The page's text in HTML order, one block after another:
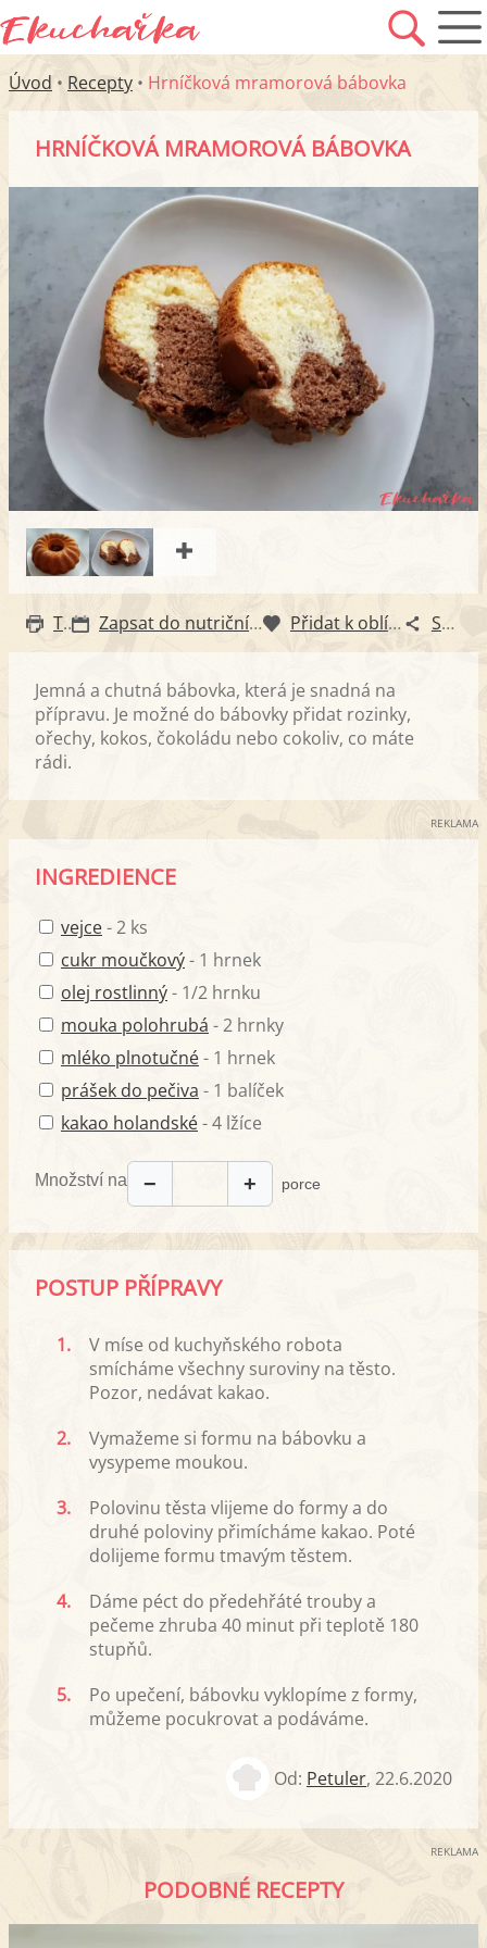
Úvod • Recepty • Hrníčková mramorová bábovka
HRNÍČKOVÁ MRAMOROVÁ BÁBOVKA
Tisk Zapsat do nutričního diáře Přidat k oblíbeným Sdílet
Jemná a chutná bábovka, která je snadná na
přípravu. Je možné do bábovky přidat rozinky,
ořechy, kokos, čokoládu nebo cokoliv, co máte
rádi.
REKLAMA
INGREDIENCE
vejce- 2 ks
cukr moučkový- 1 hrnek
olej rostlinný- 1/2 hrnku
mouka polohrubá - 2 hrnky
mléko plnotučné- 1 hrnek
prášek do pečiva - 1 balíček
kakao holandské- 4 lžíce
Množství na − + porce
POSTUP PŘÍPRAVY
1.
V míse od kuchyňského robota
smícháme všechny suroviny na těsto.
Pozor, nedávat kakao.
2.
Vymažeme si formu na bábovku a
vysypeme moukou.
3.
Polovinu těsta vlijeme do formy a do
druhé poloviny přimícháme kakao. Poté
dolijeme formu tmavým těstem.
4.
Dáme péct do předehřáté trouby a
pečeme zhruba 40 minut při teplotě 180
stupňů.
5.
Po upečení, bábovku vyklopíme z formy,
můžeme pocukrovat a podáváme.
Od: Petuler, 22.6.2020
REKLAMA
PODOBNÉ RECEPTY